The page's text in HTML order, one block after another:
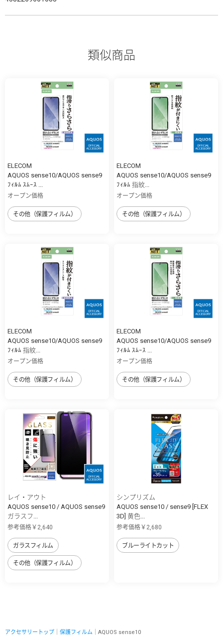
類似商品
ELECOM
AQUOS sense10/AQUOS sense9
ﾌｨﾙﾑ ｽﾑｰｽ ...
オープン価格
その他（保護フィルム）
ELECOM
AQUOS sense10/AQUOS sense9
ﾌｨﾙﾑ 指紋...
オープン価格
その他（保護フィルム）
ELECOM
AQUOS sense10/AQUOS sense9
ﾌｨﾙﾑ 指紋...
オープン価格
その他（保護フィルム）
ELECOM
AQUOS sense10/AQUOS sense9
ﾌｨﾙﾑ ｽﾑｰｽ ...
オープン価格
その他（保護フィルム）
レイ・アウト
AQUOS sense10 / AQUOS sense9
ガラスフ...
参考価格￥2,640
ガラスフィルム
その他（保護フィルム）
シンプリズム
AQUOS sense10 / sense9 [FLEX
3D] 黄色...
参考価格￥2,680
ブルーライトカット
アクセサリートップ 保護フィルム ｜AQUOS sense10